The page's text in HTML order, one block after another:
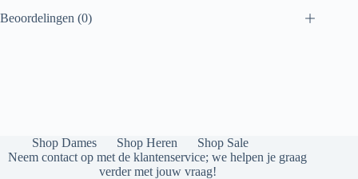
Beoordelingen (0)
Shop Dames Shop Heren
Shop Sale
Neem contact op met de klantenservice; we helpen je graag
verder met jouw vraag!